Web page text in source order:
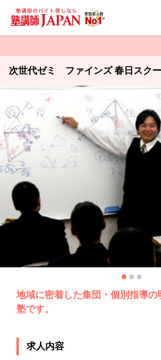
次世代ゼミ ファインズ 春日スク
地域に密着した集団・個別指導の
塾です。
求人内容